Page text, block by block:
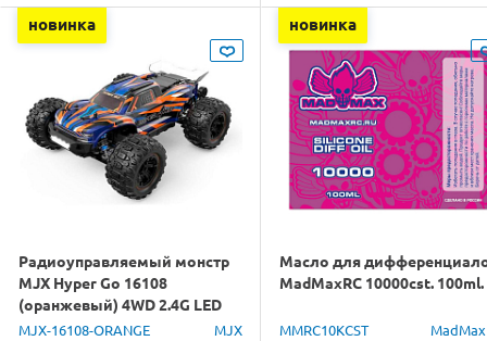
новинка
Радиоуправляемый монстр
MJX Hyper Go 16108
(оранжевый) 4WD 2.4G LED
1/16 RTR
MJX-16108-ORANGE MJX
новинка
Масло для
MadMaxRC 10000cst. 100ml.
MMRC10KCST